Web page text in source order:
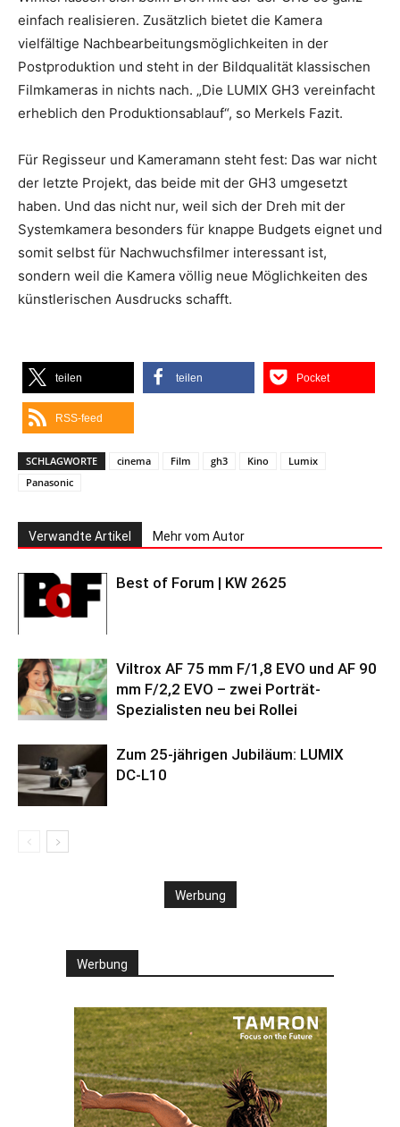
einfach realisieren. Zusätzlich bietet die Kamera
vielfältige Nachbearbeitungsmöglichkeiten in der
Postproduktion und steht in der Bildqualität klassischen
Filmkameras in nichts nach. „Die LUMIX GH3 vereinfacht
erheblich den Produktionsablauf“, so Merkels Fazit.
Für Regisseur und Kameramann steht fest: Das war nicht
der letzte Projekt, das beide mit der GH3 umgesetzt
haben. Und das nicht nur, weil sich der Dreh mit der
Systemkamera besonders für knappe Budgets eignet und
somit selbst für Nachwuchsfilmer interessant ist,
sondern weil die Kamera völlig neue Möglichkeiten des
künstlerischen Ausdrucks schafft.
teilen teilen Pocket
RSS-feed
SCHLAGWORTE cinema Film gh3 Kino
Lumix
Panasonic
Verwandte Artikel Mehr vom Autor
Best of Forum | KW 2625
Viltrox AF 75 mm F/1,8 EVO und AF 90
mm F/2,2 EVO – zwei Porträt-
Spezialisten neu bei Rollei
Zum 25-jährigen Jubiläum: LUMIX
DC‑L10
Werbung
Werbung